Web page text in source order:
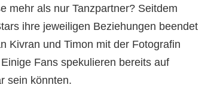
mehr als nur Tanzpartner? Seitdem
ihre jeweiligen Beziehungen beendet
Kivran und Timon mit der Fotografin
Fans spekulieren bereits auf
sein könnten.